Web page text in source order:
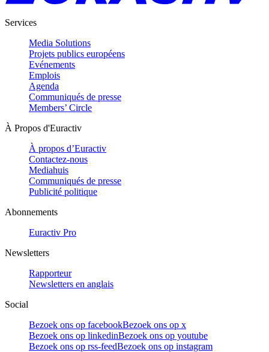
Services
Media Solutions
Projets publics européens
Evénements
Emplois
Agenda
Communiqués de presse
Members’ Circle
À Propos d'Euractiv
À propos d’Euractiv
Contactez-nous
Mediahuis
Communiqués de presse
Publicité politique
Abonnements
Euractiv Pro
Newsletters
Rapporteur
Newsletters en anglais
Social
Bezoek ons op facebookBezoek ons op x
Bezoek ons op linkedinBezoek ons op youtube
Bezoek ons op rss-feedBezoek ons op instagram